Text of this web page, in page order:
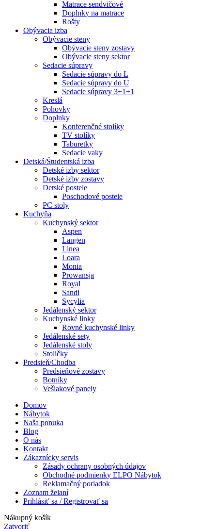
Matrace sendvičové
Doplnky na matrace
Rošty
Obývacia izba
Obývacie steny
Obývacie steny zostavy
Obývacie steny sektor
Sedacie súpravy
Sedacie súpravy do L
Sedacie súpravy do U
Sedacie súpravy 3+1+1
Kreslá
Pohovky
Doplnky
Konferenčné stolíky
TV stolíky
Taburetky
Sedacie vaky
Detská/Študentská izba
Detské izby sektor
Detské izby zostavy
Detské postele
Poschodové postele
PC stoly
Kuchyňa
Kuchynský sektor
Aspen
Langen
Linea
Loara
Monia
Prowansja
Royal
Sandi
Sycylia
Jedálenský sektor
Kuchynské linky
Rovné kuchynské linky
Jedálenské sety
Jedálenské stoly
Stoličky
Predsieň/Chodba
Predsieňové zostavy
Botníky
Vešiakové panely
Domov
Nábytok
Naša ponuka
Blog
O nás
Kontakt
Zákaznícky servis
Zásady ochrany osobných údajov
Obchodné podmienky ELPO Nábytok
Reklamačný poriadok
Zoznam želaní
Prihlásiť sa / Registrovať sa
Nákupný košík
Zatvoriť